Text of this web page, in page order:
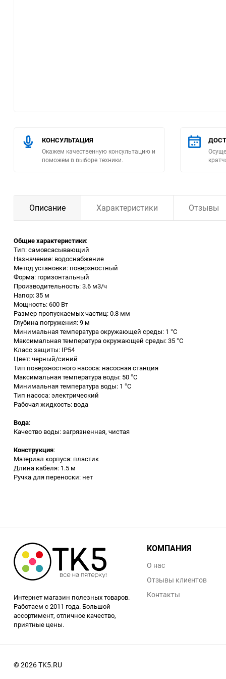
Климатическая техника
Измерительное
оборудование
Заточные станки (точила)
Дровоколы
Грузоподъемное
оборудование
Гидроаккумуляторы и
расширительные баки
Вытяжная вентиляция
Вибротехника
Бензоинструмент
Аккумуляторный
инструмент
КОНСУЛЬТАЦИЯ
Окажем качественную консультацию и
поможем в выборе техники.
Описание Характеристики Отзывы
Общие характеристики:
Тип: самовсасывающий
Назначение: водоснабжение
Метод установки: поверхностный
Форма: горизонтальный
Производительность: 3.6 м3/ч
Напор: 35 м
Мощность: 600 Вт
Размер пропускаемых частиц: 0.8 мм
Глубина погружения: 9 м
Минимальная температура окружающей среды: 1 °C
Максимальная температура окружающей среды: 35 °C
Класс защиты: IP54
Цвет: черный/синий
Тип поверхностного насоса: насосная станция
Максимальная температура воды: 50 °С
Минимальная температура воды: 1 °С
Тип насоса: электрический
Рабочая жидкость: вода
Вода:
Качество воды: загрязненная, чистая
Конструкция:
Материал корпуса: пластик
Длина кабеля: 1.5 м
Ручка для переноски: нет
Интернет магазин полезных товаров.
Работаем с 2011 года. Большой
ассортимент, отличное качество,
приятные цены.
КОМПАНИЯ
О нас
Отзывы клиентов
Контакты
© 2026 TK5.RU